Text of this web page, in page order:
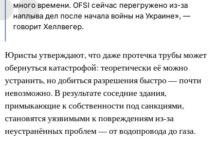
много времени. OFSI сейчас перегружено из-за
наплыва дел после начала войны на Украине», —
говорит Хеллвегер.
Юристы утверждают, что даже протечка трубы может
обернуться катастрофой: теоретически её можно
устранить, но добиться разрешения быстро — почти
невозможно. В результате соседние здания,
примыкающие к собственности под санкциями,
становятся уязвимыми к повреждениям из-за
неустранённых проблем — от водопровода до газа.